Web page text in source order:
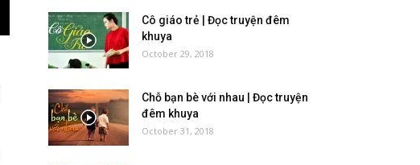
Cô giáo trẻ | Đọc truyện đêm
khuya
October 29, 2018
Chỗ bạn bè với nhau | Đọc truyện
đêm khuya
October 31, 2018